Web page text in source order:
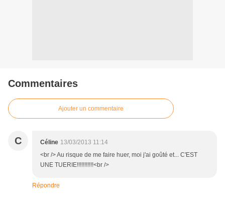
Commentaires
Ajouter un commentaire
C Céline 13/03/2013 11:14
<br /> Au risque de me faire huer, moi j'ai goûté et... C'EST
UNE TUERIE!!!!!!!!!!!<br />
Répondre